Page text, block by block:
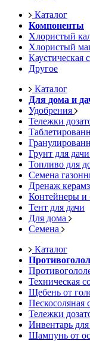
Каталог
Компоненты
Хлористый
Хлористый
Каустическая
Другое
Каталог
Для дома и
Удобрения
Тележки
Грунт для дачи
Топливо для
Семена
Дренаж
Контейнеры и
Тент для дачи
Для дома
Семена
Каталог
Техническая
Щебень от
Пескосоляная
Тележки
Инвентарь
Шампунь от